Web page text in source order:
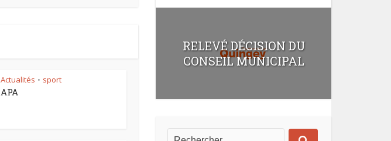
Actualités • sport
APA
RELEVÉ DÉCISION DU
CONSEIL MUNICIPAL